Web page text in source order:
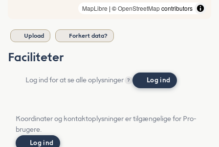
MapLibre | ©OpenStreetMapcontributors
Upload Forkert data?
Faciliteter
Log ind for at se alle oplysninger ? Log ind
Koordinater og kontaktoplysninger er tilgængelige for Pro-
brugere.
Log ind